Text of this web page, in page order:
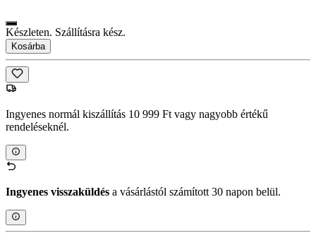
Készleten. Szállításra kész.
Kosárba
Ingyenes normál kiszállítás 10 999 Ft vagy nagyobb értékű
rendeléseknél.
Ingyenes visszaküldés a vásárlástól számított 30 napon belül.